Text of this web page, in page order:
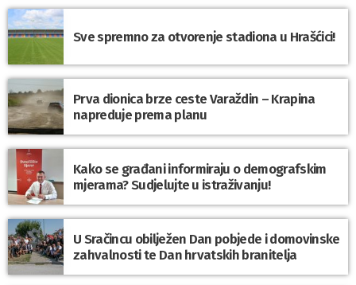
Sve spremno za otvorenje stadiona u Hrašćici!
Prva dionica brze ceste Varaždin – Krapina
napreduje prema planu
Kako se građani informiraju o demografskim
mjerama? Sudjelujte u istraživanju!
U Sračincu obilježen Dan pobjede i domovinske
zahvalnosti te Dan hrvatskih branitelja